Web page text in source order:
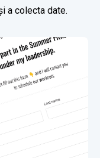
a colecta date.